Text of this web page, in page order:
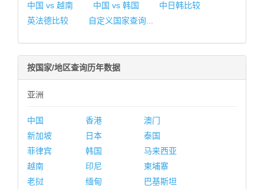
中国 vs 越南
中国 vs 韩国
中日韩比较
英法德比较
自定义国家查询...
按国家/地区查询历年数据
亚洲
中国 香港
澳门
新加坡
日本
泰国
菲律宾
韩国
马来西亚
越南
印尼
柬埔寨
老挝
缅甸
巴基斯坦